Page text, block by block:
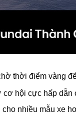
thời điểm vàng
hội cực hấp dẫn
cho nhiều mẫu xe